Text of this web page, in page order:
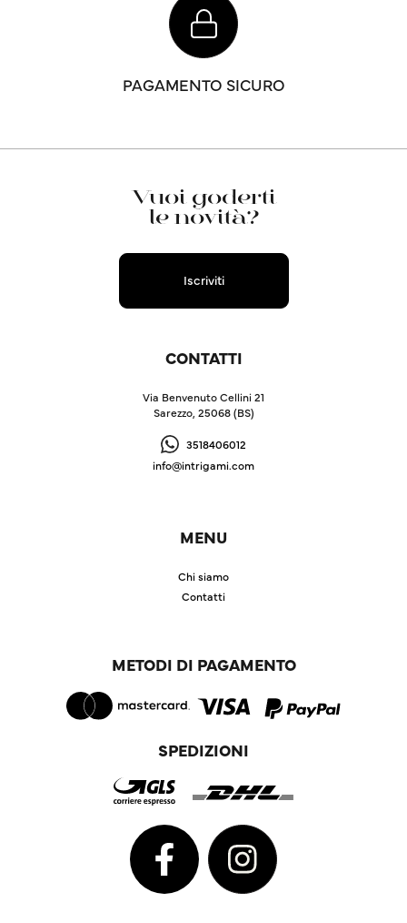
PAGAMENTO SICURO
Vuoi goderti
le novità?
Iscriviti
CONTATTI
Via Benvenuto Cellini 21
Sarezzo, 25068 (BS)
3518406012
info@intrigami.com
MENU
Chi siamo
Contatti
METODI DI PAGAMENTO
SPEDIZIONI